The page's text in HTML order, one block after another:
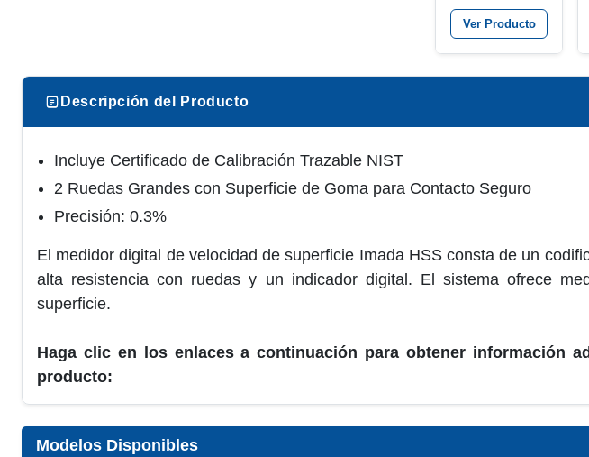
Ver Producto
Descripción del Producto
Incluye Certificado de Calibración Trazable NIST
2 Ruedas Grandes con Superficie de Goma para Contacto Seguro
Precisión: 0.3%
El medidor digital de velocidad de superficie Imada HSS consta de un
alta resistencia con ruedas y un indicador digital. El sistema ofrece
superficie.
Haga clic en los enlaces a continuación para obtener información
producto:
Modelos Disponibles